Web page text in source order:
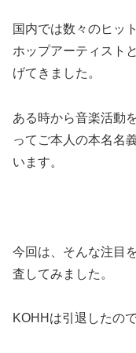
国内では数々のヒッ
ホップアーティスト
げてきました。
ある時から音楽活動
ってご本人の本名名
います。
今回は、そんな注目
査してみました。
KOHHは引退したの